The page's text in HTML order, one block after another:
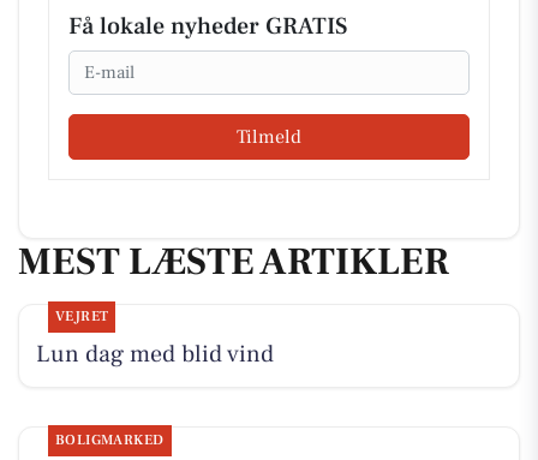
Få lokale nyheder GRATIS
Email
Tilmeld
MEST LÆSTE ARTIKLER
VEJRET
Lun dag med blid vind
BOLIGMARKED